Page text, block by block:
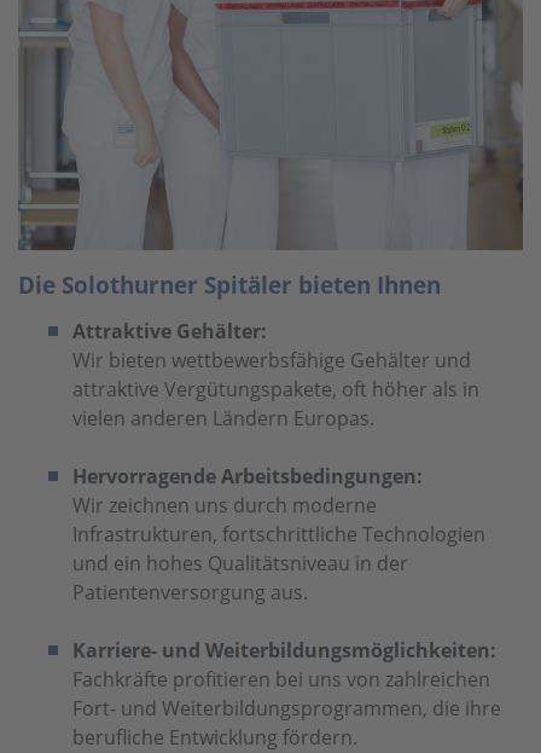
Die Solothurner Spitäler bieten Ihnen
Attraktive Gehälter:
Wir bieten wettbewerbsfähige Gehälter und
attraktive Vergütungspakete, oft höher als in
vielen anderen Ländern Europas.
Hervorragende Arbeitsbedingungen:
Wir zeichnen uns durch moderne
Infrastrukturen, fortschrittliche Technologien
und ein hohes Qualitätsniveau in der
Patientenversorgung aus.
Karriere- und Weiterbildungsmöglichkeiten:
Fachkräfte profitieren bei uns von zahlreichen
Fort- und Weiterbildungsprogrammen, die ihre
berufliche Entwicklung fördern.